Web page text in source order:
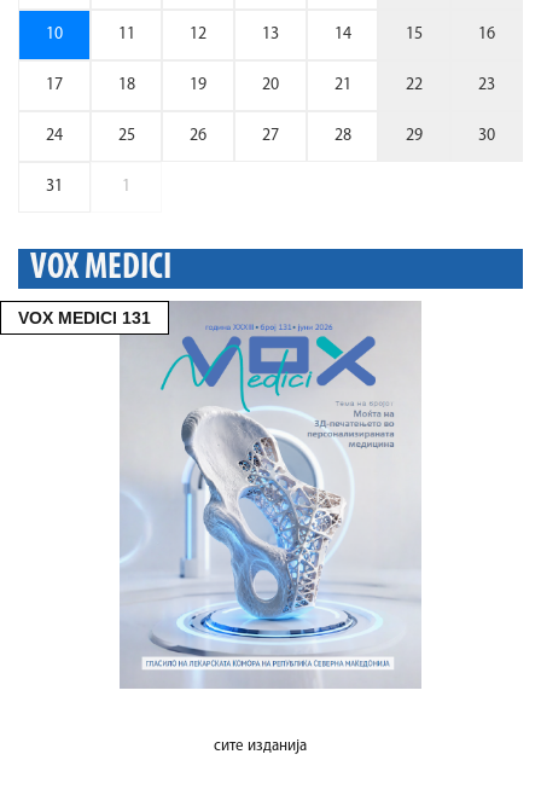
10 11 12 13 14 15 16
17 18 19 20 21 22 23
24 25 26 27 28 29 30
31 1
VOX MEDICI
VOX MEDICI 131
сите изданија